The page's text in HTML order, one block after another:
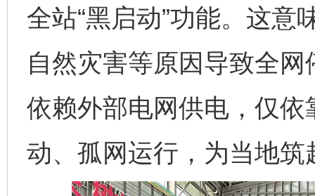
全站“黑启动”功能。这
自然灾害等原因导致全
依赖外部电网供电，仅
动、孤网运行，为当地